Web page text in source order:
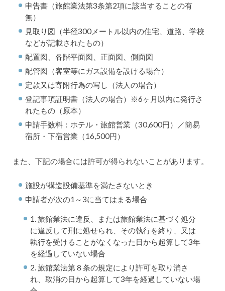
申告書（旅館業法第3条第2項に該当することの有
無）
見取り図（半径300メートル以内の住宅、道路、学校
などが記載されたもの）
配置図、各階平面図、正面図、側面図
配管図（客室等にガス設備を設ける場合）
定款又は寄附行為の写し（法人の場合）
登記事項証明書（法人の場合）※6ヶ月以内に発行さ
れたもの（原本）
申請手数料：ホテル・旅館営業（30,600円）／簡易
宿所・下宿営業（16,500円）
また、下記の場合には許可が得られないことがあります。
施設が構造設備基準を満たさないとき
申請者が次の1～3に当てはまる場合
1. 旅館業法に違反、または旅館業法に基づく処分
に違反して刑に処せられ、その執行を終り、又は
執行を受けることがなくなった日から起算して3年
を経過していない場合
2. 旅館業法第８条の規定により許可を取り消さ
れ、取消の日から起算して3年を経過していない場